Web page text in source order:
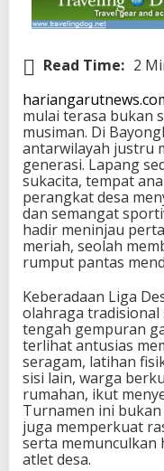
Read Time: 2
mulai terasa bukan
musiman. Di
antarwilayah justru
generasi. Lapang
sukacita, tempat
perangkat desa
dan semangat
hadir meninjau
meriah, seolah
rumput pantas
Keberadaan Liga
olahraga
tengah gempuran
terlihat antusias
seragam, latihan
sisi lain, warga
rumahan, ikut
Turnamen ini
juga memperkuat
serta memunculkan
atlet desa.